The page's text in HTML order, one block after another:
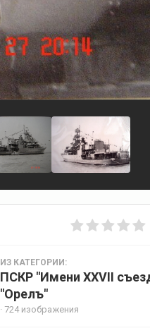
ИЗ КАТЕГОРИИ:
ПСКР "Имени XXVII
"Орелъ"
· 724 изображения